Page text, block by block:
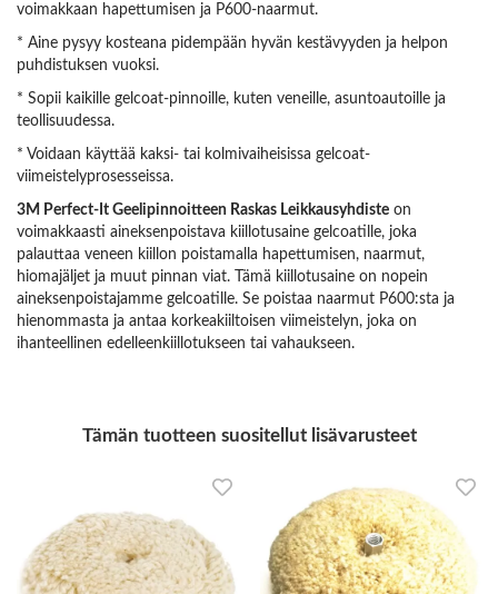
voimakkaan hapettumisen ja P600-naarmut.
* Aine pysyy kosteana pidempään hyvän kestävyyden ja helpon
puhdistuksen vuoksi.
* Sopii kaikille gelcoat-pinnoille, kuten veneille, asuntoautoille ja
teollisuudessa.
* Voidaan käyttää kaksi- tai kolmivaiheisissa gelcoat-
viimeistelyprosesseissa.
3M Perfect-It Geelipinnoitteen Raskas Leikkausyhdiste on
voimakkaasti aineksenpoistava kiillotusaine gelcoatille, joka
palauttaa veneen kiillon poistamalla hapettumisen, naarmut,
hiomajäljet ja muut pinnan viat. Tämä kiillotusaine on nopein
aineksenpoistajamme gelcoatille. Se poistaa naarmut P600:sta ja
hienommasta ja antaa korkeakiiltoisen viimeistelyn, joka on
ihanteellinen edelleenkiillotukseen tai vahaukseen.
Tämän tuotteen suositellut lisävarusteet